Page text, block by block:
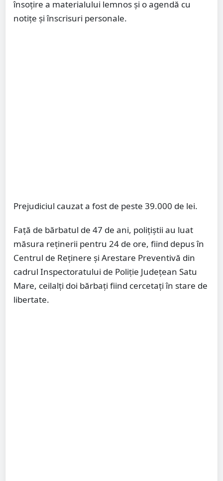
însoțire a materialului lemnos și o agendă cu
notițe și înscrisuri personale.
Prejudiciul cauzat a fost de peste 39.000 de lei.
Față de bărbatul de 47 de ani, polițiștii au luat
măsura reținerii pentru 24 de ore, fiind depus în
Centrul de Reținere și Arestare Preventivă din
cadrul Inspectoratului de Poliție Județean Satu
Mare, ceilalți doi bărbați fiind cercetați în stare de
libertate.